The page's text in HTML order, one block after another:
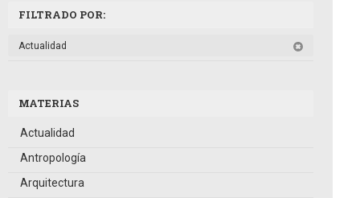
FILTRADO POR:
Actualidad
MATERIAS
Actualidad
Antropología
Arquitectura